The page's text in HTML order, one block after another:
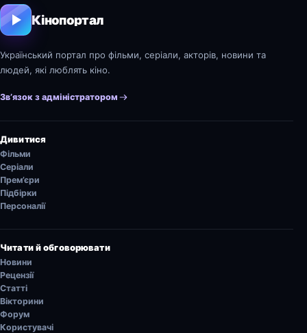
Кінопортал
Український портал про фільми, серіали, акторів, новини та
людей, які люблять кіно.
Зв’язок з адміністратором
Дивитися
Фільми
Серіали
Прем’єри
Підбірки
Персоналії
Читати й обговорювати
Новини
Рецензії
Статті
Вікторини
Форум
Користувачі